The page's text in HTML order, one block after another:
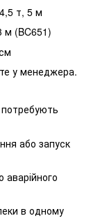
т, 5 м
м (BC651)
у менеджера.
або запуск
аварійного
в одному